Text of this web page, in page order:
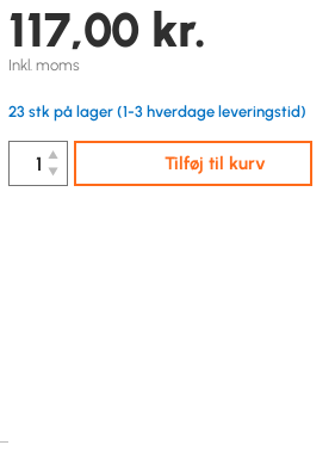
117,00 kr.
Inkl. moms
23 stk på lager (1-3 hverdage leveringstid)
▲
▼
Tilføj til kurv